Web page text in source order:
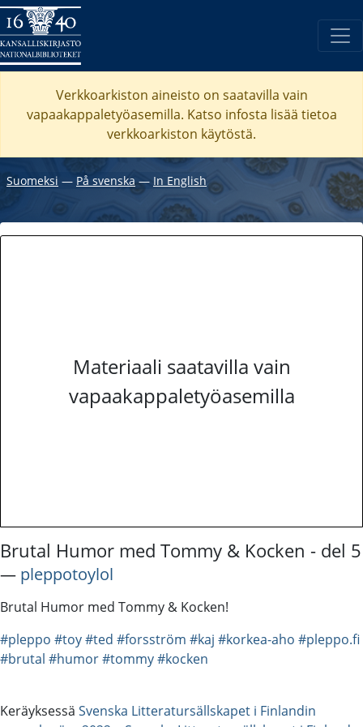
Verkkoarkiston aineisto on saatavilla vain
vapaakappaletyöasemilla. Katso infosta lisää tietoa
verkkoarkiston käytöstä.
Suomeksi ― På svenska― In English
Materiaali saatavilla vain
vapaakappaletyöasemilla
Brutal Humor med Tommy & Kocken - del 5
― pleppotoylol
Brutal Humor med Tommy & Kocken!
#pleppo #toy#ted #forsström #kaj #korkea-aho #pleppo.fi
#brutal #humor#tommy#kocken
Keräyksessä Svenska Litteratursällskapet i Finlandin